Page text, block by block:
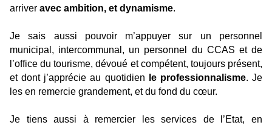
arriver avec ambition, et dynamisme.
Je sais aussi pouvoir m’appuyer sur un personnel
municipal, intercommunal, un personnel du CCAS et de
l’office du tourisme, dévoué et compétent, toujours présent,
et dont j’apprécie au quotidien
le professionnalisme. Je
les en remercie grandement, et du fond du cœur.
Je tiens aussi à remercier les services de l’Etat, en